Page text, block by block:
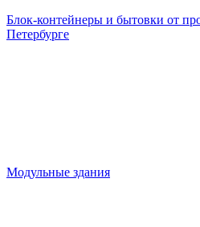
Блок-контейнеры и бытовки от
Петербурге
Модульные здания